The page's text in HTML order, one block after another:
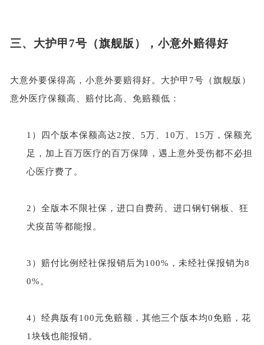
三、 大护甲7号（旗舰版），小意外赔得好
大意外要保得高，小意外要赔得好。大护甲 7号（旗舰版）
意外医疗保额高、赔付比高、免赔额低：
1）四个版本保额高达2按、5万、10万、15万，保额充
足，加上百万医疗的百万保障，遇上意外受伤都不必担
心医疗费了。
2）全版本不限社保，进口自费药、进口钢钉钢板、狂
犬疫苗等都能报。
3）赔付比例经社保报销后为100%，未经社保报销为8
0%。
4）经典版有100元免赔额，其他三个版本均0免赔，花
1块钱也能报销。